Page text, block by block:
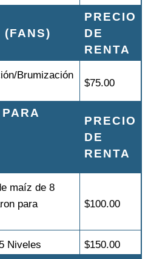
(FANS)
PRECIO
DE
RENTA
Brumización
$75.00
PRECIO
DE
RENTA
maíz de 8
para
$100.00
Niveles $150.00